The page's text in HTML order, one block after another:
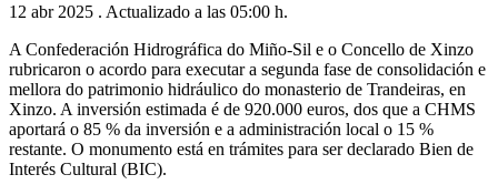
12 abr 2025 . Actualizado a las 05:00 h.
A Confederación Hidrográfica do Miño-Sil e o Concello de Xinzo
rubricaron o acordo para executar a segunda fase de consolidación e
mellora do patrimonio hidráulico do monasterio de Trandeiras, en
Xinzo. A inversión estimada é de 920.000 euros, dos que a CHMS
aportará o 85 % da inversión e a administración local o 15 %
restante. O monumento está en trámites para ser declarado Bien de
Interés Cultural (BIC).